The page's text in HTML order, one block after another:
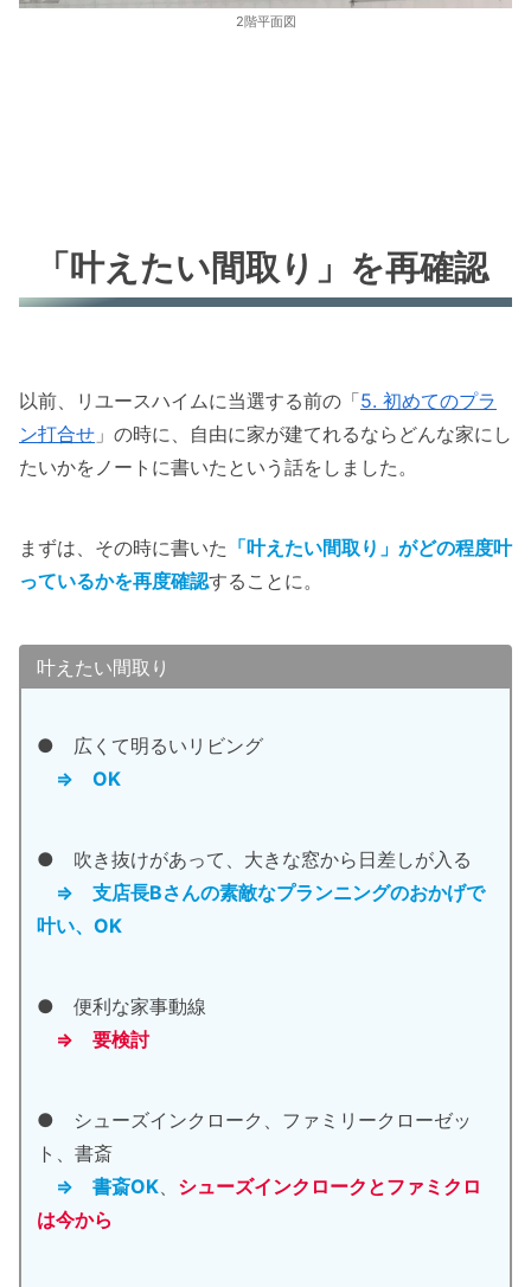
2階平面図
「叶えたい間取り」を再確認
以前、リユースハイムに当選する前の「5. 初めてのプラ
ン打合せ 」の時に、自由に家が建てれるならどんな家にし
たいかをノートに書いたという話をしました。
まずは、その時に書いた 「叶えたい間取り」がどの程度叶
っているかを再度確認することに。
叶えたい間取り
● 広くて明るいリビング
⇒ OK
● 吹き抜けがあって、大きな窓から日差しが入る
⇒ 支店長Bさんの素敵なプランニングのおかげで
叶い、 OK
● 便利な家事動線
⇒ 要検討
● シューズインクローク、ファミリークローゼッ
ト、書斎
⇒ 書斎OK、 シューズインクロークとファミクロ
は今から